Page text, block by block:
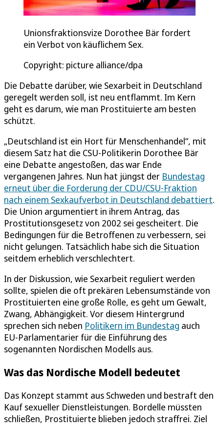
Unionsfraktionsvize Dorothee Bär fordert
ein Verbot von käuflichem Sex.
Copyright: picture alliance/dpa
Die Debatte darüber, wie Sexarbeit in Deutschland
geregelt werden soll, ist neu entflammt. Im Kern
geht es darum, wie man Prostituierte am besten
schützt.
„Deutschland ist ein Hort für Menschenhandel“, mit
diesem Satz hat die CSU-Politikerin Dorothee Bär
eine Debatte angestoßen, das war Ende
vergangenen Jahres. Nun hat jüngst der Bundestag
erneut über die Forderung der CDU/CSU-Fraktion
nach einem Sexkaufverbot in Deutschland debattiert.
Die Union argumentiert in ihrem Antrag, das
Prostitutionsgesetz von 2002 sei gescheitert. Die
Bedingungen für die Betroffenen zu verbessern, sei
nicht gelungen. Tatsächlich habe sich die Situation
seitdem erheblich verschlechtert.
In der Diskussion, wie Sexarbeit reguliert werden
sollte, spielen die oft prekären Lebensumstände von
Prostituierten eine große Rolle, es geht um Gewalt,
Zwang, Abhängigkeit. Vor diesem Hintergrund
sprechen sich neben Politikern im Bundestag auch
EU-Parlamentarier für die Einführung des
sogenannten Nordischen Modells aus.
Was das Nordische Modell bedeutet
Das Konzept stammt aus Schweden und bestraft den
Kauf sexueller Dienstleistungen. Bordelle müssten
schließen, Prostituierte blieben jedoch straffrei. Ziel